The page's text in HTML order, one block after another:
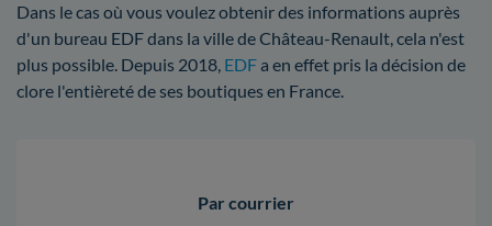
Dans le cas où vous voulez obtenir des informations auprès
d'un bureau EDF dans la ville de Château-Renault, cela n'est
plus possible. Depuis 2018, EDFa en effet pris la décision de
clore l'entièreté de ses boutiques en France.
Par courrier